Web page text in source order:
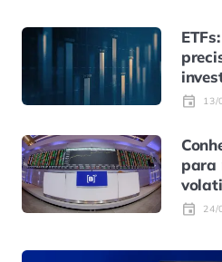
13/
para
24/